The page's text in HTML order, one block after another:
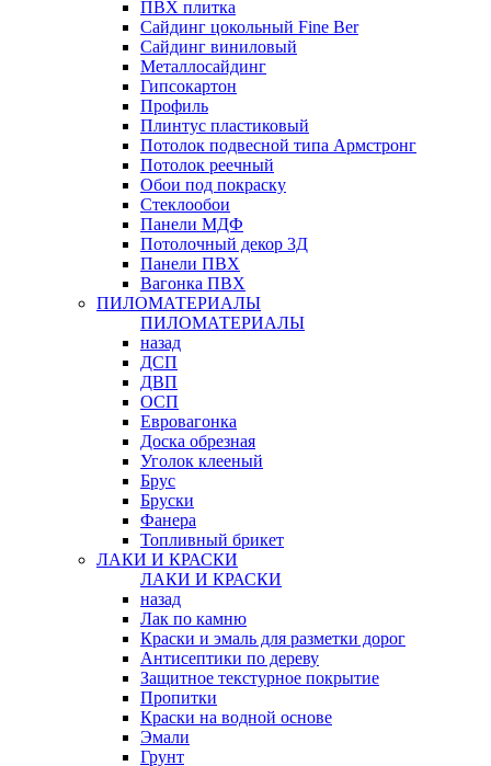
ПВХ плитка
Сайдинг цокольный Fine Ber
Сайдинг виниловый
Металлосайдинг
Гипсокартон
Профиль
Плинтус пластиковый
Потолок подвесной типа Армстронг
Потолок реечный
Обои под покраску
Стеклообои
Панели МДФ
Потолочный декор 3Д
Панели ПВХ
Вагонка ПВХ
ПИЛОМАТЕРИАЛЫ
ПИЛОМАТЕРИАЛЫ
назад
ДСП
ДВП
ОСП
Евровагонка
Доска обрезная
Уголок клееный
Брус
Бруски
Фанера
Топливный брикет
ЛАКИ И КРАСКИ
ЛАКИ И КРАСКИ
назад
Лак по камню
Краски и эмаль для разметки дорог
Антисептики по дереву
Защитное текстурное покрытие
Пропитки
Краски на водной основе
Эмали
Грунт